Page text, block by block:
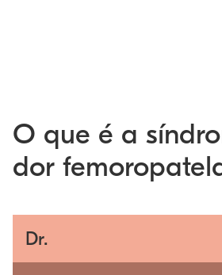
O que é a
dor
Dr.